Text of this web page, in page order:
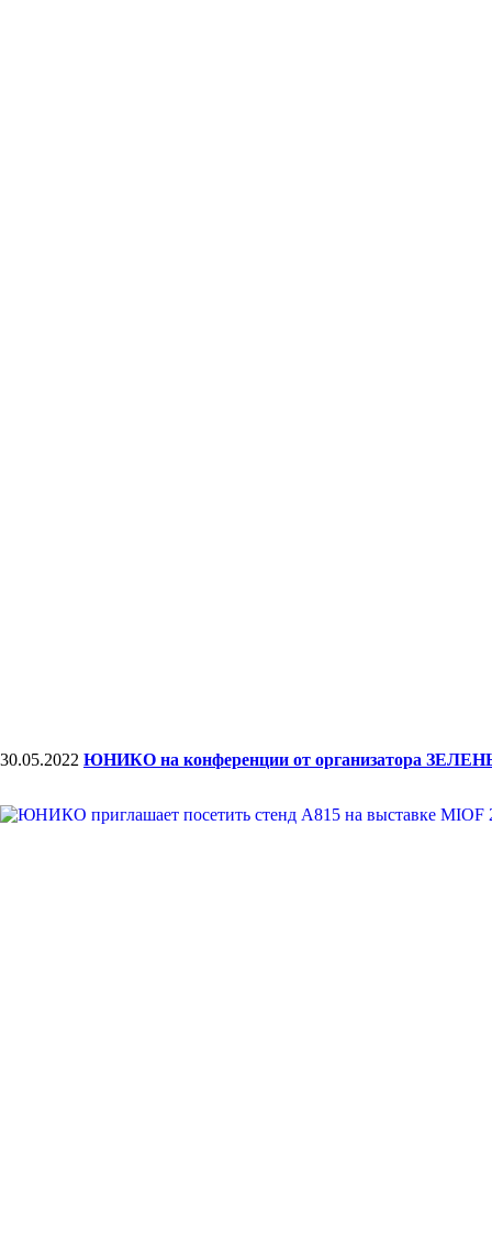
30.05.2022 ЮНИКО на конференции от организатора